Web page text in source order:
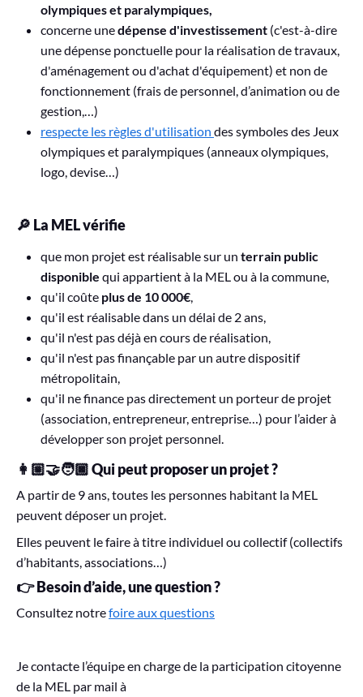
olympiques et paralympiques,
concerne unedépense d'investissement (c'est-à-dire
une dépense ponctuelle pour la réalisation de travaux,
d'aménagement ou d'achat d'équipement) et non de
fonctionnement (frais de personnel, d’animation ou de
gestion,…)
respecte les règles d'utilisation des symboles des Jeux
olympiques et paralympiques (anneaux olympiques,
logo, devise…)
🔎 La MEL vérifie
que mon projet est réalisable sur un terrain public
disponible qui appartient à la MEL ou à la commune,
qu'il coûte plus de 10 000€,
qu'il est réalisable dans un délai de 2 ans,
qu'il n'est pas déjà en cours de réalisation,
qu'il n'est pas finançable par un autre dispositif
métropolitain,
qu'il ne finance pas directement un porteur de projet
(association, entrepreneur, entreprise…) pour l’aider à
développer son projet personnel.
👩🏼‍🤝‍🧑🏿 Qui peut proposer un projet ?
A partir de 9 ans, toutes les personnes habitant la MEL
peuvent déposer un projet.
Elles peuvent le faire à titre individuel ou collectif (collectifs
d’habitants, associations…)
👉Besoin d’aide, une question ?
Consultez notrefoire aux questions
Je contacte l’équipe en charge de la participation citoyenne
de la MEL par mail à